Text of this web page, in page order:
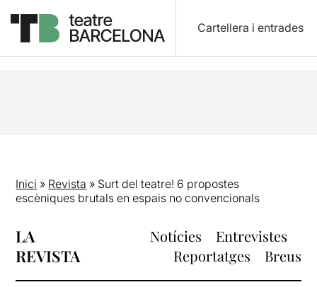
Cartellera i entrades
Inici » Revista » Surt del teatre! 6 propostes
escèniques brutals en espais no convencionals
LA
REVISTA
Notícies
Entrevistes
Reportatges
Breus